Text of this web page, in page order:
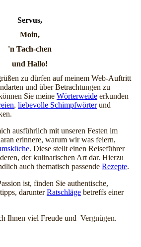
Servus,
Moin,
'n Tach-chen
und Hallo!
zu dürfen auf meinem Web-Auftritt
und über Betrachtungen zu
Sie meine Wörterweide erkunden
, liebevolle Schimpfwörterund
ausführlich mit unseren Festen im
erinnere, warum wir was feiern,
. Diese stellt einen Reiseführer
der kulinarischen Art dar. Hierzu
auch thematisch passende Rezepte.
ist, finden Sie authentische,
darunterRatschläge betreffs einer
Ihnen viel Freude und Vergnügen.